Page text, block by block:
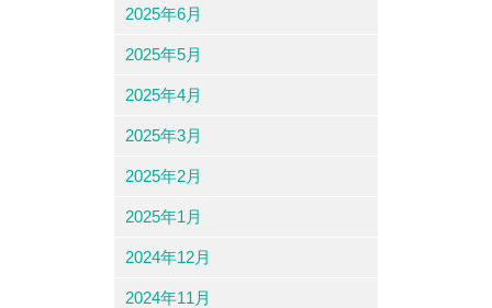
2025年6月
2025年5月
2025年4月
2025年3月
2025年2月
2025年1月
2024年12月
2024年11月